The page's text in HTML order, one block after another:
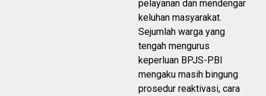
pelayanan dan mendengar
keluhan masyarakat.
Sejumlah warga yang
tengah mengurus
keperluan BPJS-PBI
mengaku masih bingung
prosedur reaktivasi, cara